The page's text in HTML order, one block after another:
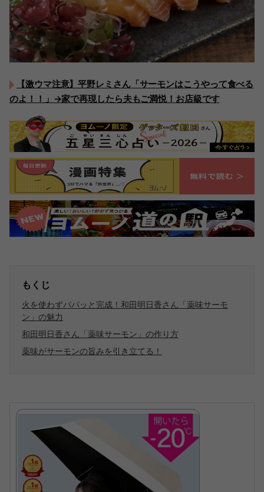
【激ウマ注意】平野レミさん「サーモンはこうやって食べる
のよ！！」→家で再現したら夫もご満悦！お店級です
もくじ
火を使わずパパッと完成！和田明日香さん「薬味サーモ
ン」の魅力
和田明日香さん「薬味サーモン」の作り方
薬味がサーモンの旨みを引き立てる！